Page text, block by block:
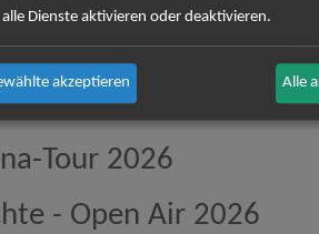
Sarah Connor schafft es wie
durch ihre gefühlvollen Balladen
nur musikalisch, sondern auch
und sichern Sie sich noch heute Ihre
Tour 2026
- Open Air 2026
Dienste aktivieren oder deaktivieren.
akzeptieren Alle